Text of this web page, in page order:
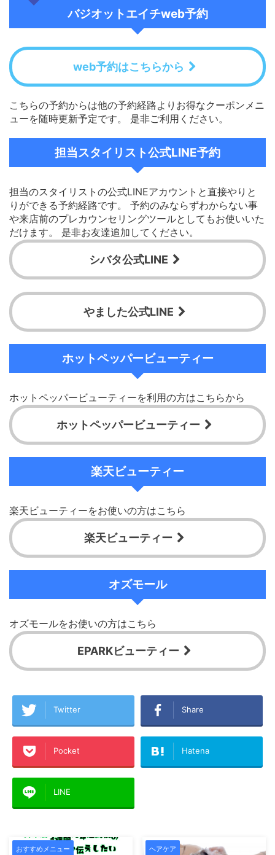
バジオットエイチweb予約
web予約はこちらから
こちらの予約からは他の予約経路よりお得なクーポンメニ
ューを随時更新予定です。 是非ご利用ください。
担当スタイリスト公式LINE予約
担当のスタイリストの公式LINEアカウントと直接やりと
りができる予約経路です。 予約のみならずわからない事
や来店前のプレカウンセリングツールとしてもお使いいた
だけます。 是非お友達追加してください。
シバタ公式LINE
やました公式LINE
ホットペッパービューティー
ホットペッパービューティーを利用の方はこちらから
ホットペッパービューティー
楽天ビューティー
楽天ビューティーをお使いの方はこちら
楽天ビューティー
オズモール
オズモールをお使いの方はこちら
EPARKビューティー
Twitter Share
Pocket Hatena
LINE
おすすめメニュー ヘアケア